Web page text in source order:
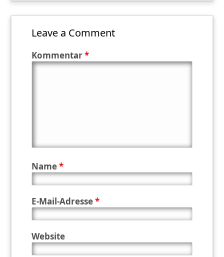
Leave a Comment
Kommentar*
Name*
E-Mail-Adresse*
Website